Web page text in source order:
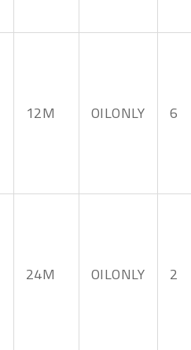
12M OILONLY 6
24M OILONLY 2